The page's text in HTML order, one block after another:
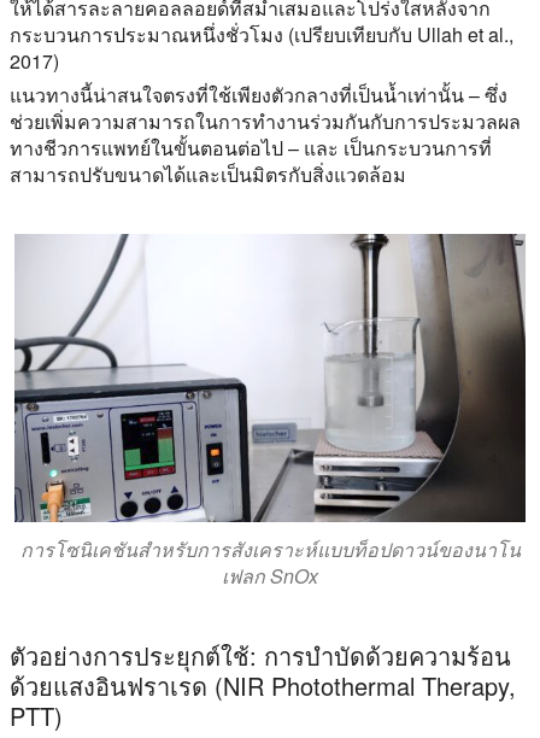
ให้ได้สารละลายคอลลอยด์ที่สม่ำเสมอและโปร่งใสหลังจาก
กระบวนการประมาณหนึ่งชั่วโมง (เปรียบเทียบกับ Ullah et al.,
2017)
แนวทางนี้น่าสนใจตรงที่ใช้เพียงตัวกลางที่เป็นน้ำเท่านั้น – ซึ่ง
ช่วยเพิ่มความสามารถในการทำงานร่วมกันกับการประมวลผล
ทางชีวการแพทย์ในขั้นตอนต่อไป – และ เป็นกระบวนการที่
สามารถปรับขนาดได้และเป็นมิตรกับสิ่งแวดล้อม
การโซนิเคชันสำหรับการสังเคราะห์แบบท็อปดาวน์ของนาโน
เฟลก SnOx
ตัวอย่างการประยุกต์ใช้: การบำบัดด้วยความร้อน
ด้วยแสงอินฟราเรด (NIR Photothermal Therapy,
PTT)